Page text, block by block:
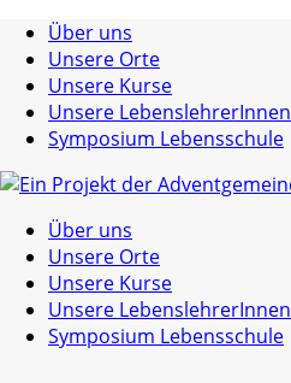
Über uns
Unsere Orte
Unsere Kurse
Unsere LebenslehrerInnen
Symposium Lebensschule
Über uns
Unsere Orte
Unsere Kurse
Unsere LebenslehrerInnen
Symposium Lebensschule